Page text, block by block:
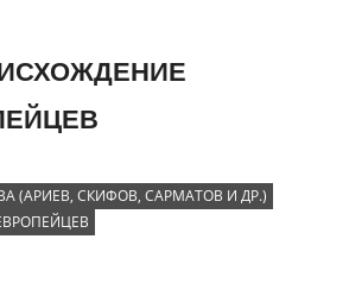
(АРИЕВ, СКИФОВ, САРМАТОВ И ДР.)